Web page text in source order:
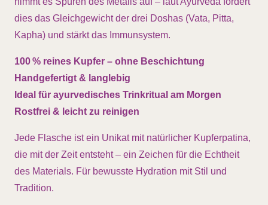
dies das Gleichgewicht der drei Doshas (Vata, Pitta,
Kapha) und stärkt das Immunsystem.
100 % reines Kupfer – ohne Beschichtung
Handgefertigt & langlebig
Ideal für ayurvedisches Trinkritual am Morgen
Rostfrei & leicht zu reinigen
Jede Flasche ist ein Unikat mit natürlicher Kupferpatina,
die mit der Zeit entsteht – ein Zeichen für die Echtheit
des Materials. Für bewusste Hydration mit Stil und
Tradition.